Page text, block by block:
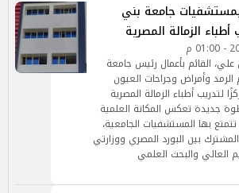
جامعة بني
الزمالة المصرية
القائم بأعمال رئيس جامعة
وأمراض وجراحات العيون
لتدريب أطباء الزمالة المصرية
جديدة تعكس المكانة العلمية
بها المستشفيات الجامعية،
بين البورد المصري ووزارتي
العالي والبحث العلمي